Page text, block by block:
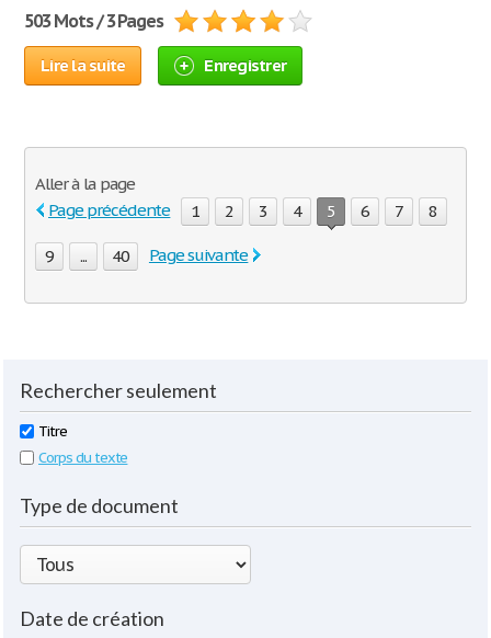
503 Mots / 3 Pages
Lire la suite Enregistrer
Aller à la page
Page précédente
1 2 3 4 5 6 7 8
9 ... 40 Page suivante
Rechercher seulement
Titre
Corps du texte
Type de document
Date de création